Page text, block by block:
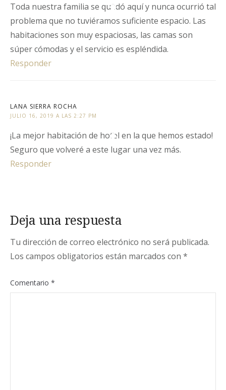
Toda nuestra familia se quedó aquí y nunca ocurrió tal
problema que no tuviéramos suficiente espacio. Las
habitaciones son muy espaciosas, las camas son
súper cómodas y el servicio es espléndida.
Responder
LANA SIERRA ROCHA
JULIO 16, 2019 A LAS 2:27 PM
¡La mejor habitación de hotel en la que hemos estado!
Seguro que volveré a este lugar una vez más.
Responder
Deja una respuesta
Tu dirección de correo electrónico no será publicada.
Los campos obligatorios están marcados con *
Comentario *